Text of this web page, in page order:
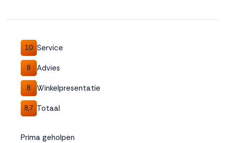
10 Service
8 Advies
8 Winkelpresentatie
8,7 Totaal
Prima geholpen